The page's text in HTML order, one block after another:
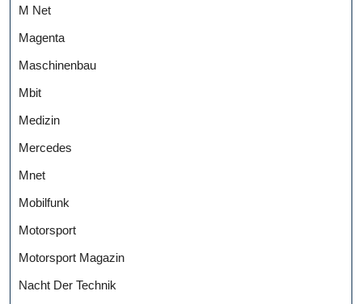
M Net
Magenta
Maschinenbau
Mbit
Medizin
Mercedes
Mnet
Mobilfunk
Motorsport
Motorsport Magazin
Nacht Der Technik